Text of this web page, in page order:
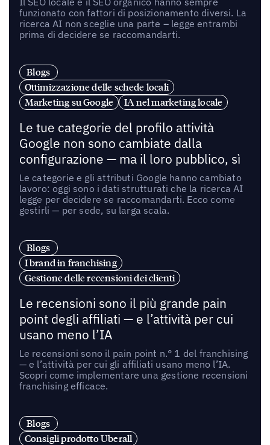
funzionato con fattori di posizionamento diversi. La
ricerca AI non sceglie una parte – legge entrambi
prima di decidere se raccomandarti.
Blogs
Ottimizzazione delle schede locali
Marketing su Google
IA nel marketing locale
Le tue categorie del profilo attività
Google non sono cambiate dalla
configurazione — ma il loro pubblico, sì
Le categorie e gli attributi Google hanno cambiato
lavoro: oggi sono i dati strutturati che la ricerca AI
legge per decidere se raccomandarti. Ecco come
gestirli — per sede, su larga scala.
Blogs
I brand in franchising
Gestione delle recensioni dei clienti
Le recensioni sono il più grande pain
point degli affiliati — e l’attività per cui
usano meno l’IA
Le recensioni sono il pain point n.° 1 del franchising
— e l’attività per cui gli affiliati usano meno l’IA.
Scopri come implementare una gestione recensioni
franchising efficace.
Blogs
Consigli prodotto Uberall